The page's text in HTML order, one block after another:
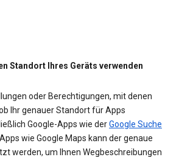
Standort Ihres Geräts verwenden
oder Berechtigungen, mit denen
Ihr genauer Standort für Apps
Google-Apps wie derGoogle Suche
wie Google Maps kann der genaue
werden, um Ihnen Wegbeschreibungen